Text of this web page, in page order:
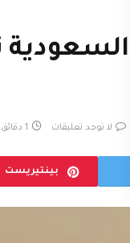
لا توجد تعليقات 1 دقائق
بينتيريست